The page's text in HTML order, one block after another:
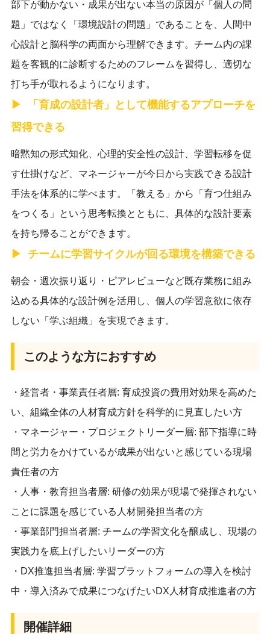
部下が動かない・成果が出ない本当の原因が「個人の問
題」ではなく「環境設計の問題」であることを、人間中
心設計と脳科学の両面から理解できます。チーム内の課
題を客観的に診断するためのフレームを習得し、適切な
打ち手が取れるようになります。
「育成の設計者」として機能するアプローチを
習得できる
暗黙知の形式知化、心理的安全性の設計、学習転移を促
す仕掛けなど、マネージャーが今日から実践できる設計
手法を体系的に学べます。「教える」から「育つ仕組み
をつくる」という思考転換とともに、具体的な設計要素
を持ち帰ることができます。
チームに学習サイクルが回る環境を構築できる
朝会・週次振り返り・ピアレビューなど既存業務に組み
込める具体的な設計例を活用し、個人の学習意欲に依存
しない「学ぶ組織」を実現できます。
このような方におすすめ
・経営者・事業責任者層: 育成投資の費用対効果を高めた
い、組織全体の人材育成方針を科学的に見直したい方
・マネージャー・プロジェクトリーダー層: 部下指導に時
間と労力をかけているが成果が出ないと感じている現場
責任者の方
・人事・教育担当者層: 研修の効果が現場で発揮されない
ことに課題を感じている人材開発担当者の方
・事業部門担当者層: チームの学習文化を醸成し、現場の
実践力を底上げしたいリーダーの方
・DX推進担当者層: 学習プラットフォームの導入を検討
中・導入済みで成果につなげたいDX人材育成推進者の方
開催詳細